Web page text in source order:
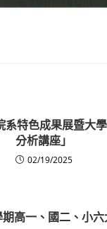
系特色成果展暨大
分析講座」
02/19/2025
高一、國二、小